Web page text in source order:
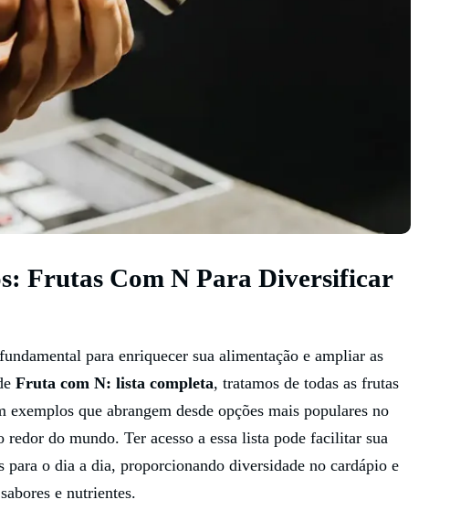
Frutas Com N Para Diversificar
para enriquecer sua alimentação e ampliar as
Fruta com N: lista completa, tratamos de todas as frutas
que abrangem desde opções mais populares no
do mundo. Ter acesso a essa lista pode facilitar sua
o dia a dia, proporcionando diversidade no cardápio e
e nutrientes.